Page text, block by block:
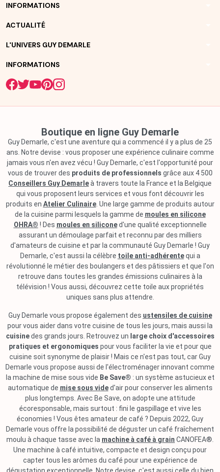
INFORMATIONS
ACTUALITÉ
L'UNIVERS GUY DEMARLE
INFORMATIONS
Boutique en ligne Guy Demarle
Guy Demarle, c'est une aventure qui a commencé il y a plus de 25
ans. Notre devise : vous proposer une expérience culinaire comme
jamais vous n'en avez vécu ! Guy Demarle, c'est l'opportunité pour
vous de trouver des produits de professionnels grâce aux 4 500
Conseillers Guy Demarleà travers toute la France et la Belgique
qui vous proposent leurs services et vous font découvrir les
produits en Atelier Culinaire. Une large gamme de produits autour
de la cuisine parmi lesquels la gamme de moules en silicone
OHRA® ! Des moules en siliconed'une qualité exceptionnelle
assurant un démoulage parfait et reconnu par des milliers
d'amateurs de cuisine et par la communauté Guy Demarle ! Guy
Demarle, c'est aussi la célèbre toile anti-adhérentequi a
révolutionné le métier des boulangers et des pâtissiers et que l'on
retrouve dans toutes les grandes émissions culinaires à la
télévision ! Vous aussi, découvrez cette toile aux propriétés
uniques sans plus attendre.
Guy Demarle vous propose également des ustensiles de cuisine
pour vous aider dans votre cuisine de tous les jours, mais aussi la
cuisinedes grands jours. Retrouvez un large choix d'accessoires
pratiques et ergonomiques pour vous faciliter la vie et pour que
cuisine soit synonyme de plaisir ! Mais ce n'est pas tout, car Guy
Demarle vous propose aussi de l'électroménager innovant comme
la machine de mise sous vide Be Save® : un système astucieux et
automatique de mise sous vided'air pour conserver les aliments
plus longtemps. Avec Be Save, on adopte une attitude
écoresponsable, mais surtout : fini le gaspillage et vive les
économies ! Vous êtes amateur de café ? Depuis 2022, Guy
Demarle vous offre la possibilité de déguster un café fraîchement
moulu à chaque tasse avec la machine à café à grain CANOFEA®.
Une machine à café intuitive, compacte et design conçu pour
capter tous les arômes du café pour une expérience de